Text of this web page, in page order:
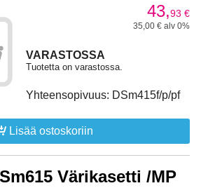
43,93 €
35,00 € alv 0%
VARASTOSSA
Tuotetta on varastossa.
Yhteensopivuus: DSm415f/p/pf
Lisää ostoskoriin
Värikasetti /MP